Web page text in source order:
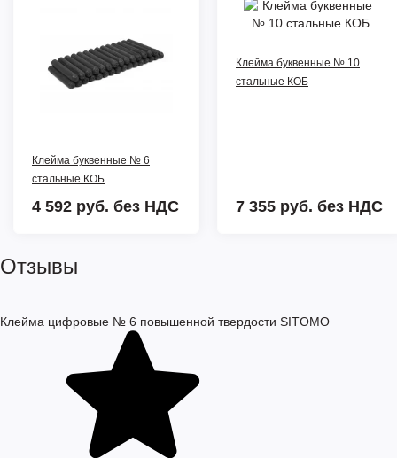
Клейма буквенные № 6
стальные КОБ
4 592 руб. без НДС
Клейма буквенные № 10
стальные КОБ
7 355 руб. без НДС
Отзывы
Клейма цифровые № 6 повышенной твердости SITOMO